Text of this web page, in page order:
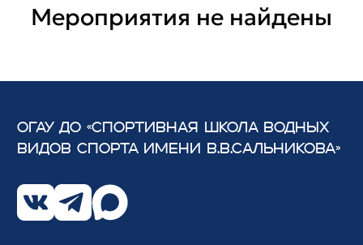
Мероприятия не найдены
ОГАУ ДО «СПОРТИВНАЯ ШКОЛА ВОДНЫХ
ВИДОВ СПОРТА ИМЕНИ В.В.САЛЬНИКОВА»